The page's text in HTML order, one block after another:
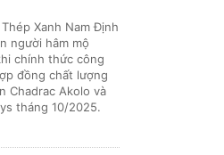
Xanh Nam Định
người hâm mộ
chính thức công
đồng chất lượng
Chadrac Akolo và
tháng 10/2025.